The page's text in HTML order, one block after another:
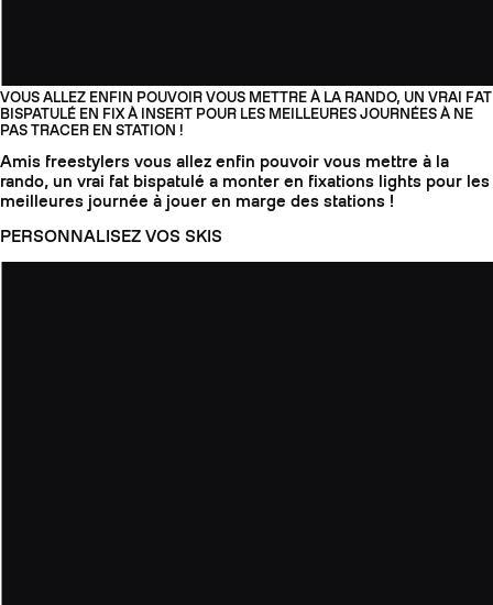
VOUS ALLEZ ENFIN POUVOIR VOUS METTRE À LA RANDO, UN VRAI FAT
BISPATULÉ EN FIX À INSERT POUR LES MEILLEURES JOURNÉES À NE
PAS TRACER EN STATION !
Amis freestylers vous allez enfin pouvoir vous mettre à la
rando, un vrai fat bispatulé a monter en fixations lights pour les
meilleures journée à jouer en marge des stations !
PERSONNALISEZ VOS SKIS